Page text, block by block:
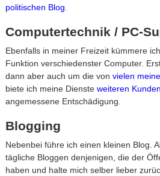
politischen Blog
Computertechnik / PC-
Ebenfalls in meiner Freizeit kümmere
Funktion verschiedenster Computer.
dann aber auch um die von vielen
biete ich meine Dienste weiteren Kunden
angemessene Entschädigung.
Blogging
Nebenbei führe ich einen kleinen Blog.
tägliche Bloggen denjenigen, die der
haben und halte mich selber lieber